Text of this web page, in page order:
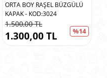
ORTA BOY RAŞEL BÜZGÜLÜ
KAPAK - KOD:3024
1.500,00 TL
%14
1.300,00 TL